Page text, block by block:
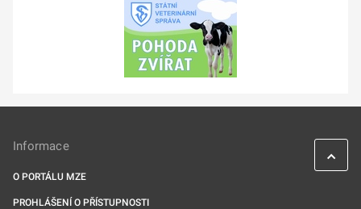
Informace
O PORTÁLU MZE
PROHLÁŠENÍ O PŘÍSTUPNOSTI